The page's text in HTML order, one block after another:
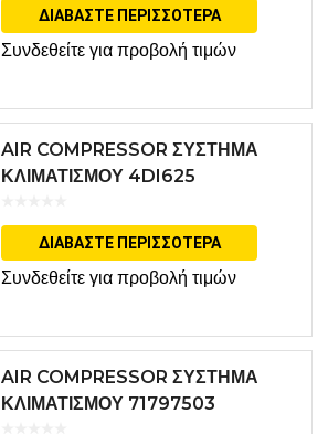
ΔΙΑΒΆΣΤΕ ΠΕΡΙΣΣΌΤΕΡΑ
Συνδεθείτε για προβολή τιμών
AIR COMPRESSOR ΣΥΣΤΗΜΑ
ΚΛΙΜΑΤΙΣΜΟΥ 4DI625
ΔΙΑΒΆΣΤΕ ΠΕΡΙΣΣΌΤΕΡΑ
Συνδεθείτε για προβολή τιμών
AIR COMPRESSOR ΣΥΣΤΗΜΑ
ΚΛΙΜΑΤΙΣΜΟΥ 71797503